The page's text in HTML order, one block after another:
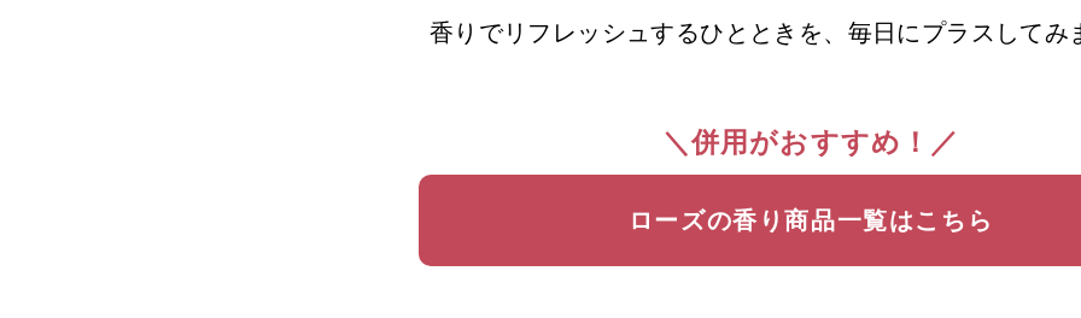
香りでリフレッシュするひとときを、 毎日にプラスしてみ
＼併用がおすすめ！／
ローズの香り商品一覧はこちら